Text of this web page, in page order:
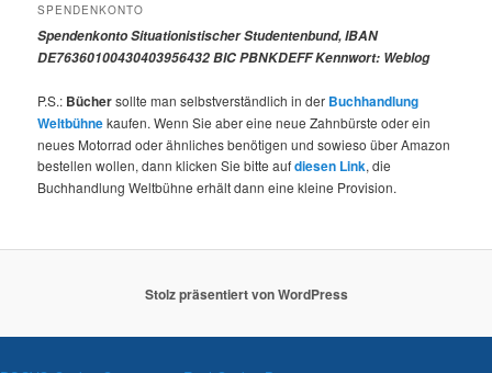
SPENDENKONTO
Spendenkonto Situationistischer Studentenbund, IBAN
DE76360100430403956432 BIC PBNKDEFF Kennwort: Weblog
P.S.: Büchersollte man selbstverständlich in der Buchhandlung
Weltbühnekaufen. Wenn Sie aber eine neue Zahnbürste oder ein
neues Motorrad oder ähnliches benötigen und sowieso über Amazon
bestellen wollen, dann klicken Sie bitte aufdiesen Link, die
Buchhandlung Weltbühne erhält dann eine kleine Provision.
Stolz präsentiert von WordPress